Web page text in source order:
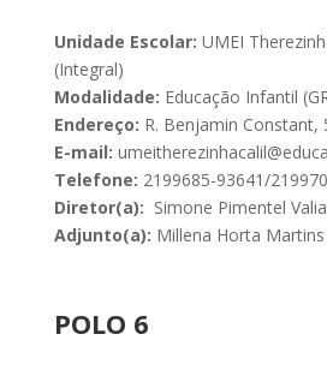
Unidade Escolar: UMEI
(Integral)
Modalidade: Educação Infantil
Endereço: R. Benjamin Constant,
E-mail:
Telefone: 2199685-93641/
Diretor(a): Simone Pimentel
Adjunto(a): Millena Horta Martins
POLO 6